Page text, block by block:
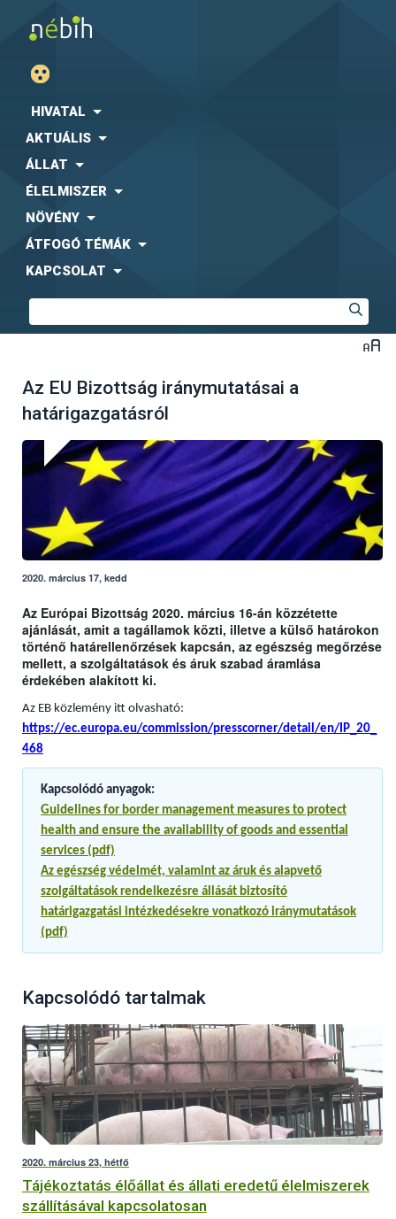
HIVATAL
AKTUÁLIS
ÁLLAT
ÉLELMISZER
NÖVÉNY
ÁTFOGÓ TÉMÁK
KAPCSOLAT
Az EU Bizottság iránymutatásai a
határigazgatásról
2020. március 17, kedd
Az Európai Bizottság 2020. március 16-án közzétette
ajánlását, amit a tagállamok közti, illetve a külső határokon
történő határellenőrzések kapcsán, az egészség megőrzése
mellett, a szolgáltatások és áruk szabad áramlása
érdekében alakított ki.
Az EB közlemény itt olvasható:
https://ec.europa.eu/commission/presscorner/detail/en/IP_20_
468
Kapcsolódó anyagok:
Guidelines for border management measures to protect
health and ensure the availability of goods and essential
services (pdf)
Az egészség védelmét, valamint az áruk és alapvető
szolgáltatások rendelkezésre állását biztosító
határigazgatási intézkedésekre vonatkozó iránymutatások
(pdf)
Kapcsolódó tartalmak
2020. március 23, hétfő
Tájékoztatás élőállat és állati eredetű élelmiszerek
szállításával kapcsolatosan